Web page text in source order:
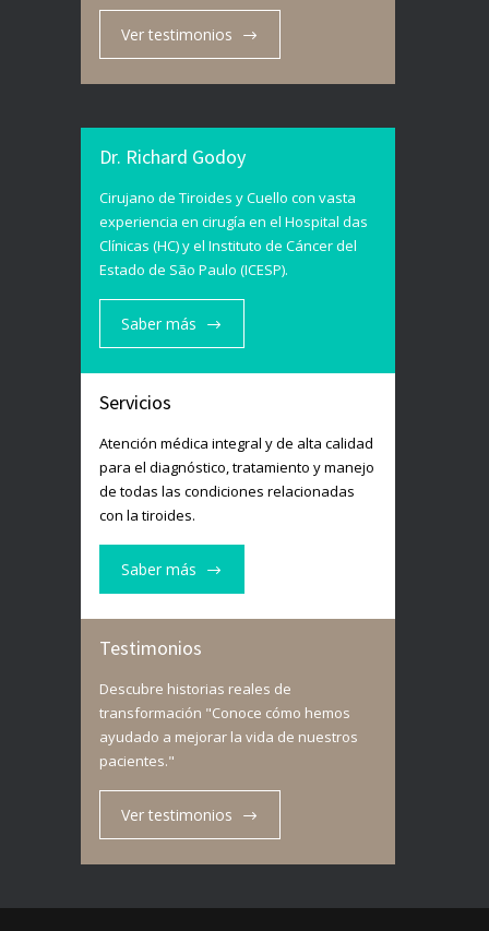
Ver testimonios
Dr. Richard Godoy
Cirujano de Tiroides y Cuello con vasta
experiencia en cirugía en el Hospital das
Clínicas (HC) y el Instituto de Cáncer del
Estado de São Paulo (ICESP).
Saber más
Servicios
Atención médica integral y de alta calidad
para el diagnóstico, tratamiento y manejo
de todas las condiciones relacionadas
con la tiroides.
Saber más
Testimonios
Descubre historias reales de
transformación "Conoce cómo hemos
ayudado a mejorar la vida de nuestros
pacientes."
Ver testimonios